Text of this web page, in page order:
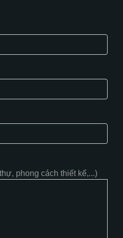
phong cách thiết kế,...)